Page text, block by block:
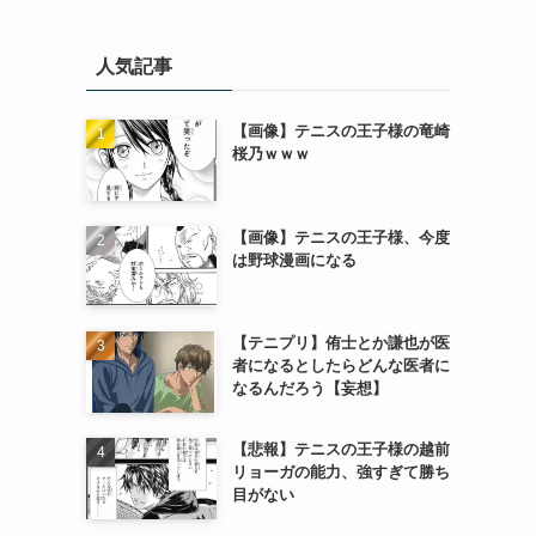
人気記事
【画像】テニスの王子様の竜崎
桜乃ｗｗｗ
【画像】テニスの王子様、今度
は野球漫画になる
【テニプリ】侑士とか謙也が医
者になるとしたらどんな医者に
なるんだろう【妄想】
【悲報】テニスの王子様の越前
リョーガの能力、強すぎて勝ち
目がない